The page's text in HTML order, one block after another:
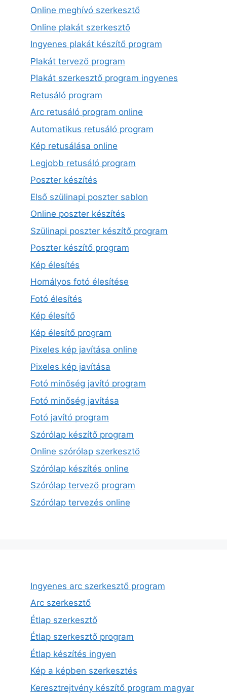
Online meghívó szerkesztő
Online plakát szerkesztő
Ingyenes plakát készítő program
Plakát tervező program
Plakát szerkesztő program ingyenes
Retusáló program
Arc retusáló program online
Automatikus retusáló program
Kép retusálása online
Legjobb retusáló program
Poszter készítés
Első szülinapi poszter sablon
Online poszter készítés
Szülinapi poszter készítő program
Poszter készítő program
Kép élesítés
Homályos fotó élesítése
Fotó élesítés
Kép élesítő
Kép élesítő program
Pixeles kép javítása online
Pixeles kép javítása
Fotó minőség javító program
Fotó minőség javítása
Fotó javító program
Szórólap készítő program
Online szórólap szerkesztő
Szórólap készítés online
Szórólap tervező program
Szórólap tervezés online
Ingyenes arc szerkesztő program
Arc szerkesztő
Étlap szerkesztő
Étlap szerkesztő program
Étlap készítés ingyen
Kép a képben szerkesztés
Keresztrejtvény készítő program magyar